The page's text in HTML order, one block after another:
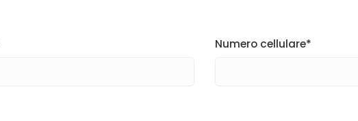
Numero cellulare*